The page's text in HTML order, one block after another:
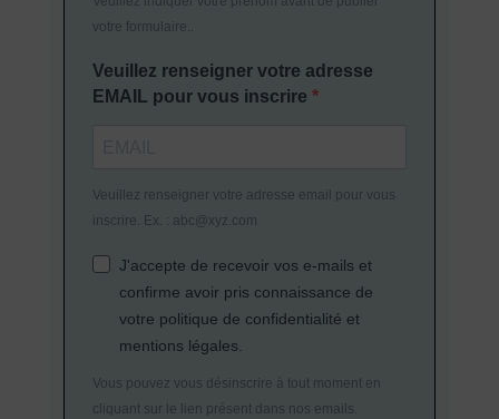
votre formulaire..
Veuillez renseigner votre adresse
EMAIL pour vous inscrire
Veuillez renseigner votre adresse email pour vous
inscrire. Ex. : abc@xyz.com
J'accepte de recevoir vos e-mails et
confirme avoir pris connaissance de
votre politique de confidentialité et
mentions légales.
Vous pouvez vous désinscrire à tout moment en
cliquant sur le lien présent dans nos emails.